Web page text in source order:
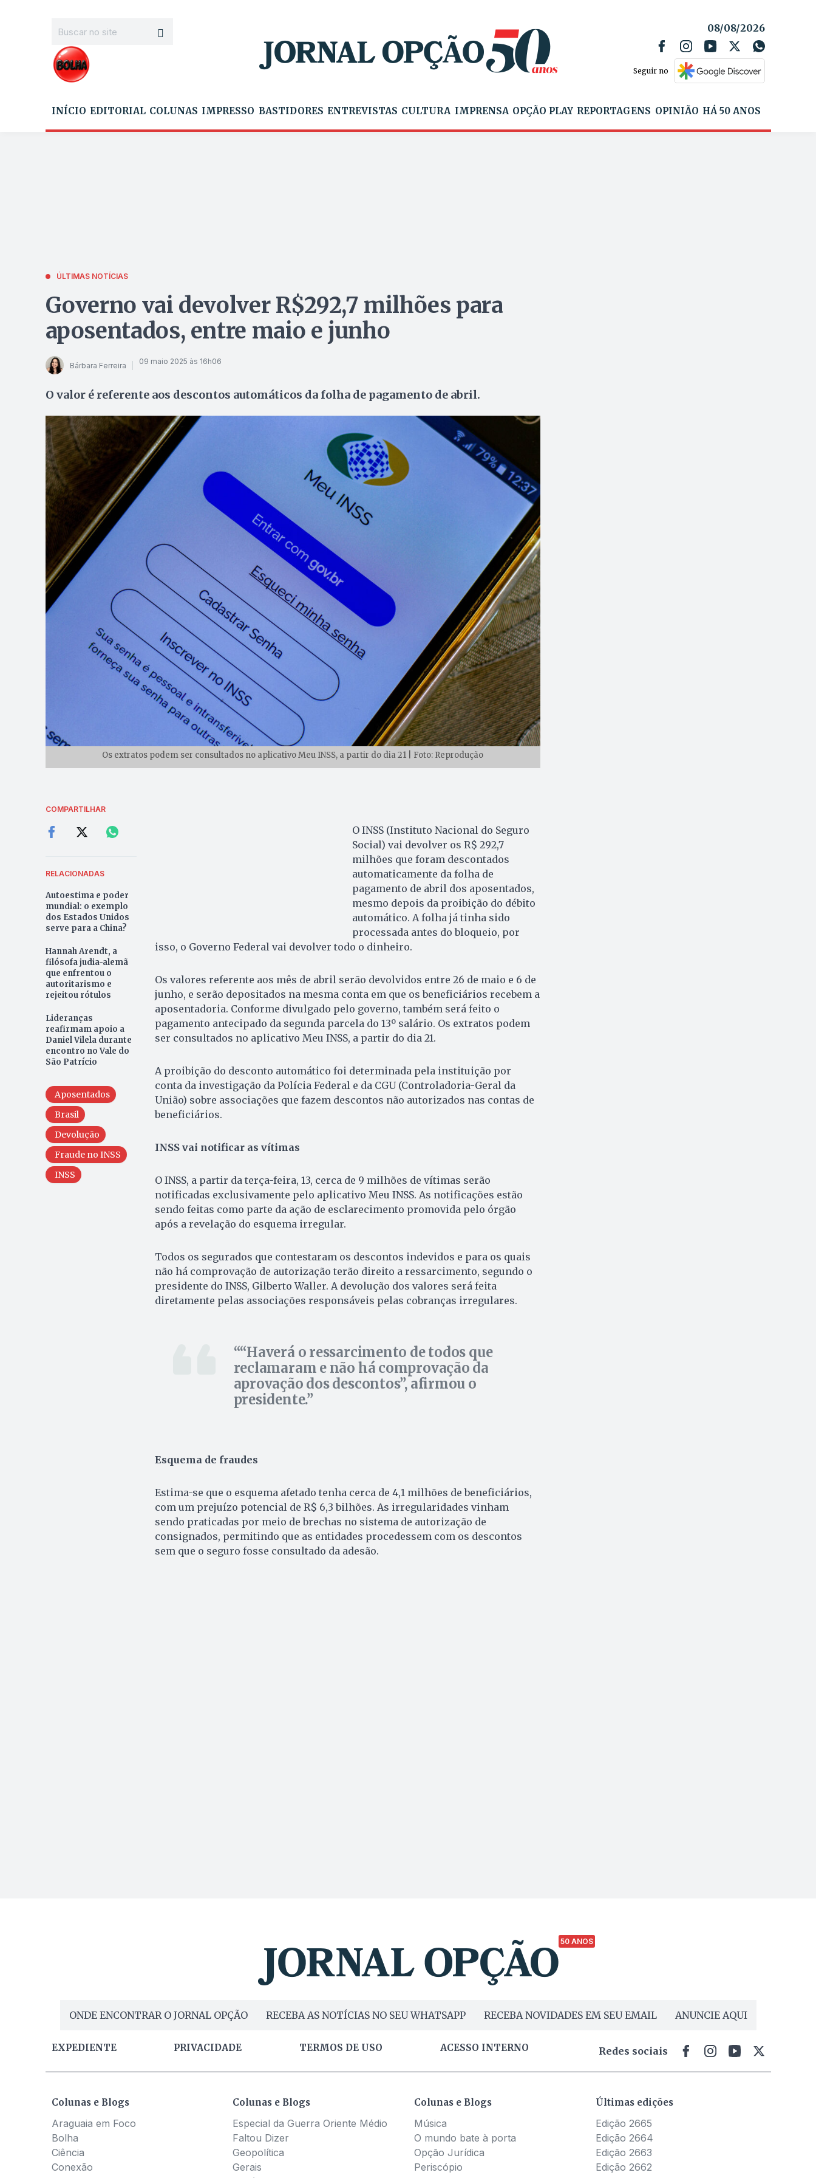
08/08/2026
Seguir no
INÍCIO EDITORIAL COLUNAS IMPRESSO BASTIDORES ENTREVISTAS CULTURA IMPRENSA OPÇÃO PLAY REPORTAGENS OPINIÃO HÁ 50 ANOS
ÚLTIMAS NOTÍCIAS
Governo vai devolver R$292,7 milhões para
aposentados, entre maio e junho
Bárbara Ferreira 09 maio 2025 às 16h06
O valor é referente aos descontos automáticos da folha de pagamento de abril.
Os extratos podem ser consultados no aplicativo Meu INSS, a partir do dia 21 | Foto: Reprodução
COMPARTILHAR
RELACIONADAS
Autoestima e poder
mundial: o exemplo
dos Estados Unidos
serve para a China?
Hannah Arendt, a
filósofa judia-alemã
que enfrentou o
autoritarismo e
rejeitou rótulos
Lideranças
reafirmam apoio a
Daniel Vilela durante
encontro no Vale do
São Patrício
Aposentados
Brasil
Devolução
Fraude no INSS
INSS
O INSS (Instituto Nacional do Seguro
Social) vai devolver os R$ 292,7
milhões que foram descontados
automaticamente da folha de
pagamento de abril dos aposentados,
mesmo depois da proibição do débito
automático. A folha já tinha sido
processada antes do bloqueio, por
isso, o Governo Federal vai devolver todo o dinheiro.
Os valores referente aos mês de abril serão devolvidos entre 26 de maio e 6 de
junho, e serão depositados na mesma conta em que os beneficiários recebem a
aposentadoria. Conforme divulgado pelo governo, também será feito o
pagamento antecipado da segunda parcela do 13º salário. Os extratos podem
ser consultados no aplicativo Meu INSS, a partir do dia 21.
A proibição do desconto automático foi determinada pela instituição por
conta da investigação da Polícia Federal e da CGU (Controladoria-Geral da
União) sobre associações que fazem descontos não autorizados nas contas de
beneficiários.
INSS vai notificar as vítimas
O INSS, a partir da terça-feira, 13, cerca de 9 milhões de vítimas serão
notificadas exclusivamente pelo aplicativo Meu INSS. As notificações estão
sendo feitas como parte da ação de esclarecimento promovida pelo órgão
após a revelação do esquema irregular.
Todos os segurados que contestaram os descontos indevidos e para os quais
não há comprovação de autorização terão direito a ressarcimento, segundo o
presidente do INSS, Gilberto Waller. A devolução dos valores será feita
diretamente pelas associações responsáveis pelas cobranças irregulares.
“Haverá o ressarcimento de todos que
reclamaram e não há comprovação da
aprovação dos descontos”, afirmou o
presidente.
Esquema de fraudes
Estima-se que o esquema afetado tenha cerca de 4,1 milhões de beneficiários,
com um prejuízo potencial de R$ 6,3 bilhões. As irregularidades vinham
sendo praticadas por meio de brechas no sistema de autorização de
consignados, permitindo que as entidades procedessem com os descontos
sem que o seguro fosse consultado da adesão.
50 ANOS
ONDE ENCONTRAR O JORNAL OPÇÃO RECEBA AS NOTÍCIAS NO SEU WHATSAPP RECEBA NOVIDADES EM SEU EMAIL ANUNCIE AQUI
EXPEDIENTE PRIVACIDADE TERMOS DE USO ACESSO INTERNO Redes sociais
Colunas e Blogs
Araguaia em Foco
Bolha
Ciência
Conexão
Colunas e Blogs
Especial da Guerra Oriente Médio
Faltou Dizer
Geopolítica
Gerais
Colunas e Blogs
Música
O mundo bate à porta
Opção Jurídica
Periscópio
Últimas edições
Edição 2665
Edição 2664
Edição 2663
Edição 2662